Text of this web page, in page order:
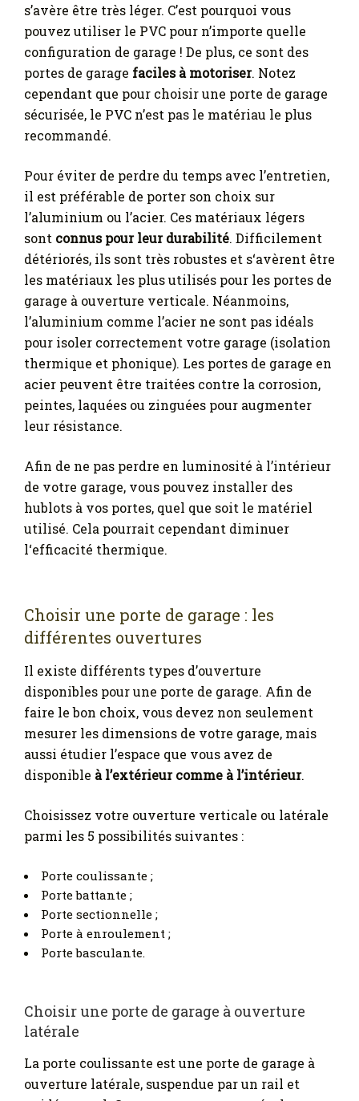
s’avère être très léger. C’est pourquoi vous
pouvez utiliser le PVC pour n’importe quelle
configuration de garage ! De plus, ce sont des
portes de garage faciles à motoriser. Notez
cependant que pour choisir une porte de garage
sécurisée, le PVC n’est pas le matériau le plus
recommandé.
Pour éviter de perdre du temps avec l’entretien,
il est préférable de porter son choix sur
l’aluminium ou l’acier. Ces matériaux légers
sont connus pour leur durabilité. Difficilement
détériorés, ils sont très robustes et s‘avèrent être
les matériaux les plus utilisés pour les portes de
garage à ouverture verticale. Néanmoins,
l’aluminium comme l’acier ne sont pas idéals
pour isoler correctement votre garage (isolation
thermique et phonique). Les portes de garage en
acier peuvent être traitées contre la corrosion,
peintes, laquées ou zinguées pour augmenter
leur résistance.
Afin de ne pas perdre en luminosité à l’intérieur
de votre garage, vous pouvez installer des
hublots à vos portes, quel que soit le matériel
utilisé. Cela pourrait cependant diminuer
l‘efficacité thermique.
Choisir une porte de garage : les
différentes ouvertures
Il existe différents types d’ouverture
disponibles pour une porte de garage. Afin de
faire le bon choix, vous devez non seulement
mesurer les dimensions de votre garage, mais
aussi étudier l’espace que vous avez de
disponible à l’extérieur comme à l’intérieur.
Choisissez votre ouverture verticale ou latérale
parmi les 5 possibilités suivantes :
Porte coulissante ;
Porte battante ;
Porte sectionnelle ;
Porte à enroulement ;
Porte basculante.
Choisir une porte de garage à ouverture
latérale
La porte coulissante est une porte de garage à
ouverture latérale, suspendue par un rail et